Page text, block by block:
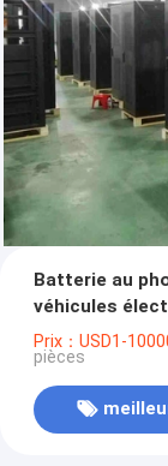
Batterie au
véhicules
Prix：USD1-
pièces